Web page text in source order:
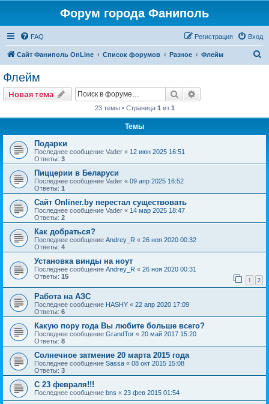
Форум города Фаниполь
FAQ Вход
Регистрация
Сайт Фаниполь OnLine Список форумов Разное Флейм
Флейм
Новая тема Поиск
23 темы • Страница 1 из 1
Темы
Подарки
Последнее сообщение Vader « 12 июн 2025 16:51
Ответы: 3
Пиццерии в Беларуси
Последнее сообщение Vader « 09 апр 2025 16:52
Ответы: 1
Сайт Onliner.by перестал существовать
Последнее сообщение Vader « 14 мар 2025 18:47
Ответы: 2
Как добраться?
Последнее сообщение Andrey_R « 26 ноя 2020 00:32
Ответы: 4
Установка винды на ноут
Последнее сообщение Andrey_R « 26 ноя 2020 00:31
Ответы: 15 1 2
Работа на АЗС
Последнее сообщение HASHY « 22 апр 2020 17:09
Ответы: 6
Какую пору года Вы любите больше всего?
Последнее сообщение GrandTor « 20 май 2017 15:20
Ответы: 8
Солнечное затмение 20 марта 2015 года
Последнее сообщение Sassa « 08 окт 2015 15:08
Ответы: 3
С 23 февраля!!!
Последнее сообщение bns « 23 фев 2015 01:54